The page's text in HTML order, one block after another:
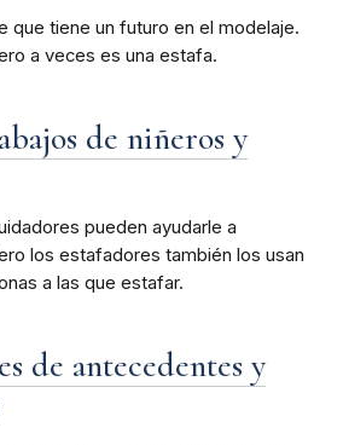
que tiene un futuro en el modelaje.
a veces es una estafa.
de niñeros y
pueden ayudarle a
los estafadores también los usan
a las que estafar.
de antecedentes y